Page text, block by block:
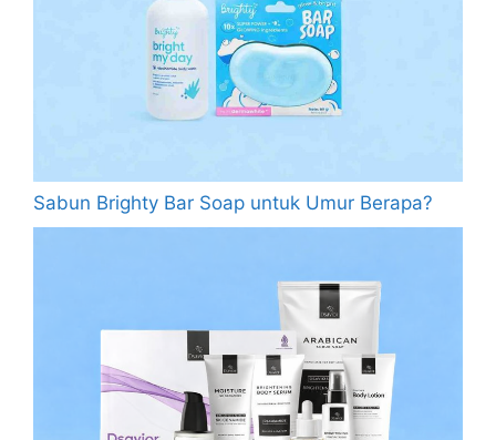
Sabun Brighty Bar Soap untuk Umur Berapa?